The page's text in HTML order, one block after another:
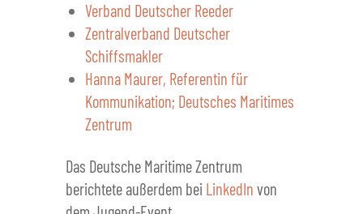
Verband Deutscher Reeder
Zentralverband Deutscher
Schiffsmakler
Hanna Maurer, Referentin für
Kommunikation; Deutsches Maritimes
Zentrum
Das Deutsche Maritime Zentrum
berichtete außerdem bei LinkedIn von